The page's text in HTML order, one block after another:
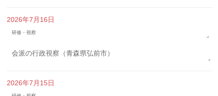
2026年7月16日
研修・視察
会派の行政視察（青森県弘前市）
2026年7月15日